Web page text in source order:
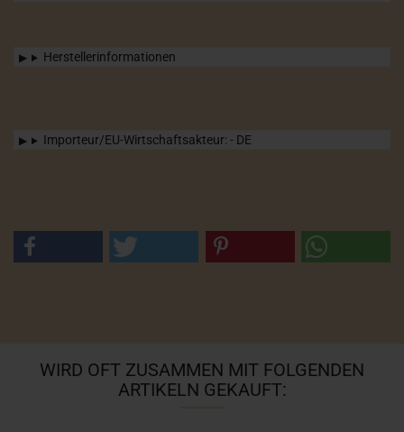
Herstellerinformationen
Importeur/EU-Wirtschaftsakteur: - DE
WIRD OFT ZUSAMMEN MIT FOLGENDEN
ARTIKELN GEKAUFT: